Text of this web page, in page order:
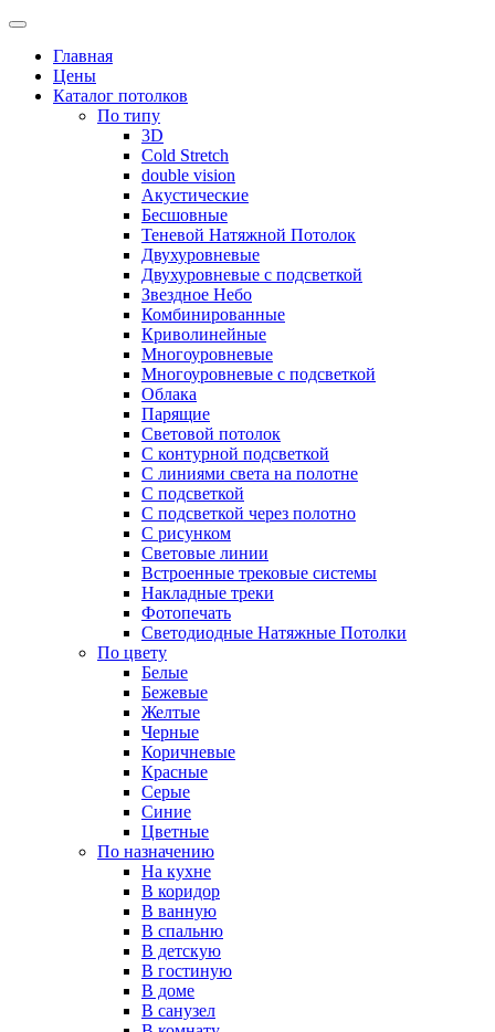
Skip
contentГлавная
Цены
Каталог потолков
По типу
3D
Cold Stretch
double vision
Акустические
Бесшовные
Теневой Натяжной Потолок
Двухуровневые
Двухуровневые с подсветкой
Звездное Небо
Комбинированные
Криволинейные
Многоуровневые
Многоуровневые с подсветкой
Облака
Парящие
Световой потолок
С контурной подсветкой
С линиями света на полотне
С подсветкой
С подсветкой через полотно
С рисунком
Световые линии
Встроенные трековые системы
Накладные треки
Фотопечать
Светодиодные Натяжные Потолки
По цвету
Белые
Бежевые
Желтые
Черные
Коричневые
Красные
Серые
Синие
Цветные
По назначению
На кухне
В коридор
В ванную
В спальню
В детскую
В гостиную
В доме
В санузел